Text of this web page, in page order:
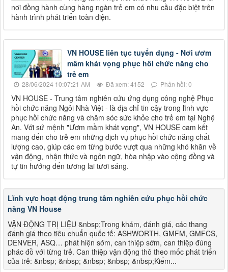
nơi đồng hành cùng hàng ngàn trẻ em có nhu cầu đặc biệt trên
hành trình phát triển toàn diện.
VN HOUSE liên tục tuyển dụng - Nơi ươm
mầm khát vọng phục hồi chức năng cho
trẻ em
28/06/2024 10:07:21 AM Đã xem: 4152 Phản hồi: 0
VN HOUSE - Trung tâm nghiên cứu ứng dụng công nghệ Phục
hồi chức năng Ngôi Nhà Việt - là địa chỉ tin cậy trong lĩnh vực
phục hồi chức năng và chăm sóc sức khỏe cho trẻ em tại Nghệ
An. Với sứ mệnh "Ươm mầm khát vọng", VN HOUSE cam kết
mang đến cho trẻ em những dịch vụ phục hồi chức năng chất
lượng cao, giúp các em từng bước vượt qua những khó khăn về
vận động, nhận thức và ngôn ngữ, hòa nhập vào cộng đồng và
tự tin hướng đến tương lai tươi sáng.
Lĩnh vực hoạt động trung tâm nghiên cứu phục hồi chức
năng VN House
VẬN ĐỘNG TRỊ LIỆU &nbsp;Trong khám, đánh giá, các thang
đánh giá theo tiêu chuẩn quốc tế: ASHWORTH, GMFM, GMFCS,
DENVER, ASQ… phát hiện sớm, can thiệp sớm, can thiệp đúng
phác đồ với từng trẻ. Can thiệp vận động thô theo mốc phát triển
của trẻ: &nbsp; &nbsp; &nbsp; &nbsp; &nbsp;Kiểm...